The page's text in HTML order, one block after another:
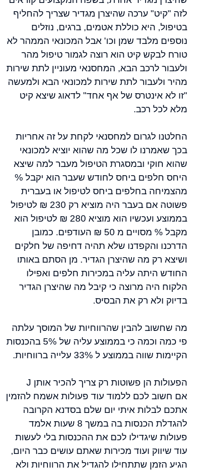
לזה "קיט" ערכה שהיצרן מגדיר שצריך להחליף
בטיפול, היא כוללת אטמים, ברגים, נוזלים
נוספים מלבד שמן וכו' אבל המכונאי הממהר לא
טורח לבקש קיט הוא רוצה לגמור טיפול מהר
ולעבור לרכב הבא, המחסנאי מעוניין לתת שירות
מהיר ולעבור לתת שירות למכונאי הבא ולמעשה
"זו לא אינטרס של אף אחד" לדאוג שיצא קיט
מלא לכל רכב.
החלטנו לגרום למחסנאי לקחת על זה אחריות
בכך שאמרנו לו שכל מה שהוא יוציא למכונאי
שהוא חוקי ובמסגרת הטיפול מעבר למה שיצא
היחס חלפים ביחס לחודש שעבר הוא יקבל %
מהצמיחה בחלפים ביחס לטיפול או בעברית
פשוטה אם בעבר היה מוציא רק 230 ₪ לטיפול
בממוצע ועכשיו הוא מוציא 280 ₪ לטיפול הוא
מקבל % מסויים מ 50 ₪ העודפים. כמובן
הדרכנו והקפדנו שלא תהיה דחיפה של חלקים
ושיצא רק מה שהיצרן הגדיר. מן הסתם באותו
החודש היתה עליה במכירות חלפים ואפילו
הלקוח היה מרוצה כי קיבל מה שהיצרן הגדיר
בדיוק ולא רק את הבסיס.
מה שחשוב להבין שהרווחיות של המוסך עלתה
פי כמה וכמה כי בממוצע עליה של 5% בהכנסות
הקיימות שווה בממוצע ל 33% עלייה ברווחיות.
הפעולות הן פשוטות רק צריך להכיר אותן J
אם חשוב לכם ללמוד עוד פעולות אשמח להזמין
אתכם לבלות איתי יום שלם בסדנא הקרובה
להגדלת הכנסות בה במשך 8 שעות אלמד
פעולות שיגדילו לכם את ההכנסות בלי לעשות
עוד שיווק ועוד מכירות שאתם עושים כבר היום,
הגיע הזמן שתתחילו להגדיל את הרווחיות ולא